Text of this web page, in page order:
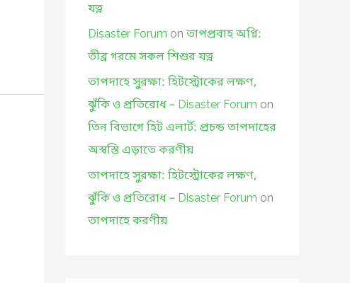
যত্ন
Disaster Forum on তাপপ্রবাহ অগ্নি:
তীব্র গরমে সকল শিশুর যত্ন
তাপদাহে সুরক্ষা: হিটস্ট্রোকের লক্ষণ,
ঝুঁকি ও প্রতিরোধ – Disaster Forum on
তিন বিভাগে হিট এলার্ট: প্রচন্ড তাপদাহের
অস্বস্তি এড়াতে করণীয়
তাপদাহে সুরক্ষা: হিটস্ট্রোকের লক্ষণ,
ঝুঁকি ও প্রতিরোধ – Disaster Forum on
তাপদাহে করণীয়